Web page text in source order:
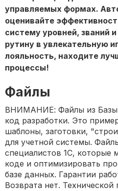
управляемых формах.
оценивайте
систему уровней, званий
рутину в увлекательную
лояльность, находите
процессы!
Файлы
ВНИМАНИЕ: Файлы из Базы
код разработки. Это
шаблоны, заготовки,
для учетной системы.
специалистов 1С, которые
коде и оптимизировать
базе данных. Гарантии
Возврата нет.